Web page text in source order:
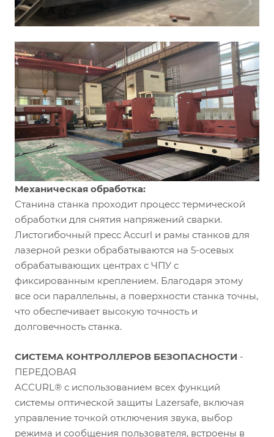
Механическая обработка:
Станина станка проходит процесс термической
обработки для снятия напряжений сварки.
Листогибочный пресс Accurl и рамы станков для
лазерной резки обрабатываются на 5-осевых
обрабатывающих центрах с ЧПУ с
фиксированным креплением. Благодаря этому
все оси параллельны, а поверхности станка точны,
что обеспечивает высокую точность и
долговечность станка.
СИСТЕМА КОНТРОЛЛЕРОВ БЕЗОПАСНОСТИ -
ПЕРЕДОВАЯ
ACCURL® с использованием всех функций
системы оптической защиты Lazersafe, включая
управление точкой отключения звука, выбор
режима и сообщения пользователя, встроены в